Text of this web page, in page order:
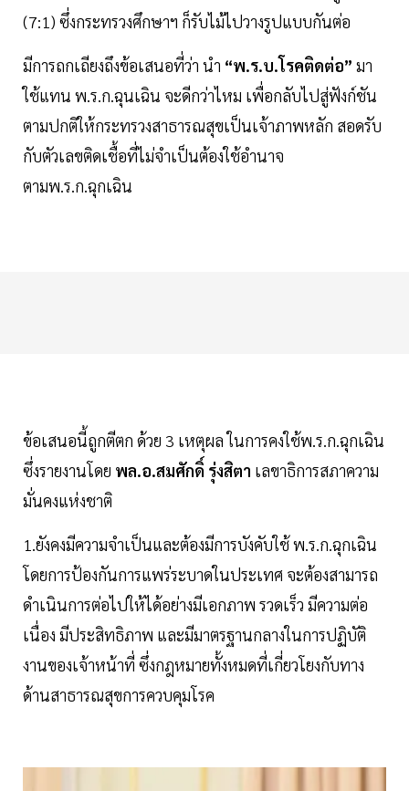
(7:1) ซึ่งกระทรวงศึกษาฯ ก็รับไม้ไปวางรูปแบบกันต่อ
มีการถกเถียงถึงข้อเสนอที่ว่า นำ “พ.ร.บ.โรคติดต่อ” มา
ใช้แทน พ.ร.ก.ฉุนเฉิน จะดีกว่าไหม เพื่อกลับไปสู่ฟังก์ชัน
ตามปกติให้กระทรวงสาธารณสุขเป็นเจ้าภาพหลัก สอดรับ
กับตัวเลขติดเชื้อที่ไม่จำเป็นต้องใช้อำนาจ
ตามพ.ร.ก.ฉุกเฉิน
ข้อเสนอนี้ถูกตีตก ด้วย 3 เหตุผล ในการคงใช้พ.ร.ก.ฉุกเฉิน
ซึ่งรายงานโดย พล.อ.สมศักดิ์ รุ่งสิตา เลขาธิการสภาความ
มั่นคงแห่งชาติ
1.ยังคงมีความจำเป็นและต้องมีการบังคับใช้ พ.ร.ก.ฉุกเฉิน
โดยการป้องกันการแพร่ระบาดในประเทศ จะต้องสามารถ
ดำเนินการต่อไปให้ได้อย่างมีเอกภาพ รวดเร็ว มีความต่อ
เนื่อง มีประสิทธิภาพ และมีมาตรฐานกลางในการปฏิบัติ
งานของเจ้าหน้าที่ ซึ่งกฎหมายทั้งหมดที่เกี่ยวโยงกับทาง
ด้านสาธารณสุขการควบคุมโรค